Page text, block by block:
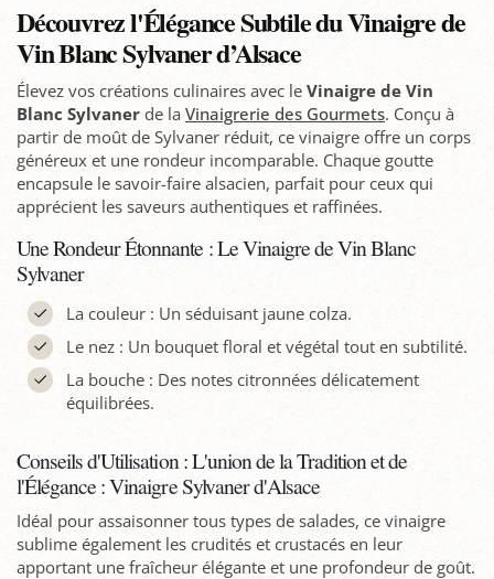
Découvrez l'Élégance Subtile du Vinaigre de
Vin Blanc Sylvaner d’Alsace
Élevez vos créations culinaires avec le Vinaigre de Vin
Blanc Sylvaner de la Vinaigrerie des Gourmets. Conçu à
partir de moût de Sylvaner réduit, ce vinaigre offre un corps
généreux et une rondeur incomparable. Chaque goutte
encapsule le savoir-faire alsacien, parfait pour ceux qui
apprécient les saveurs authentiques et raffinées.
Une Rondeur Étonnante : Le Vinaigre de Vin Blanc
Sylvaner
La couleur : Un séduisant jaune colza.
Le nez : Un bouquet floral et végétal tout en subtilité.
La bouche : Des notes citronnées délicatement
équilibrées.
Conseils d'Utilisation : L'union de la Tradition et de
l'Élégance : Vinaigre Sylvaner d'Alsace
Idéal pour assaisonner tous types de salades, ce vinaigre
sublime également les crudités et crustacés en leur
apportant une fraîcheur élégante et une profondeur de goût.